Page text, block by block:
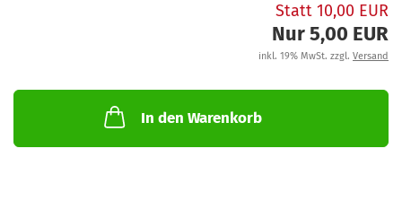
Statt 10,00 EUR
Nur 5,00 EUR
inkl. 19% MwSt. zzgl. Versand
In den Warenkorb